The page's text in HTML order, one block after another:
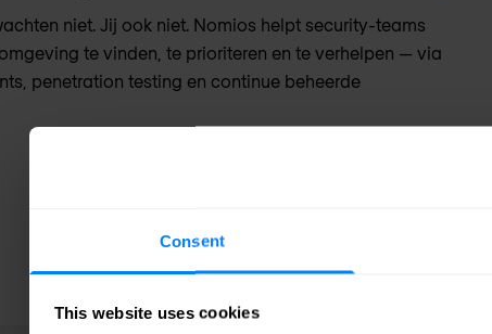
Consent
This website uses cookies
niet. Jij ook niet. Nomios helpt security-teams
te vinden, te prioriteren en te verhelpen — via
penetration testing en continue beheerde